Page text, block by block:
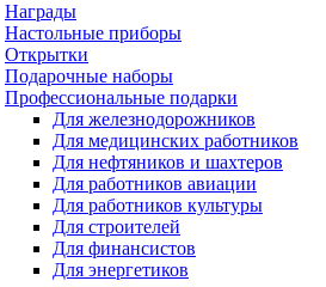
Награды
Настольные приборы
Открытки
Подарочные наборы
Профессиональные подарки
Для железнодорожников
Для медицинских работников
Для нефтяников и шахтеров
Для работников авиации
Для работников культуры
Для строителей
Для финансистов
Для энергетиков